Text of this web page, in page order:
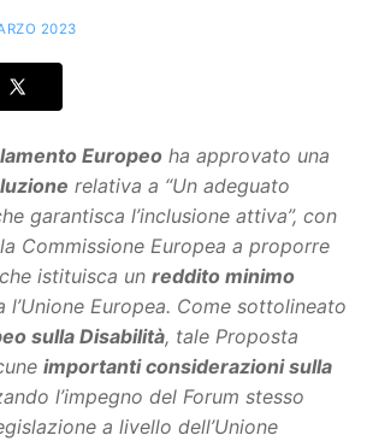
2023
Europeo ha approvato una
relativa a “Un adeguato
garantisca l’inclusione attiva”, con
Commissione Europea a proporre
istituisca un reddito minimo
l’Unione Europea. Come sottolineato
sulla Disabilità, tale Proposta
importanti considerazioni sulla
l’impegno del Forum stesso
a livello dell’Unione